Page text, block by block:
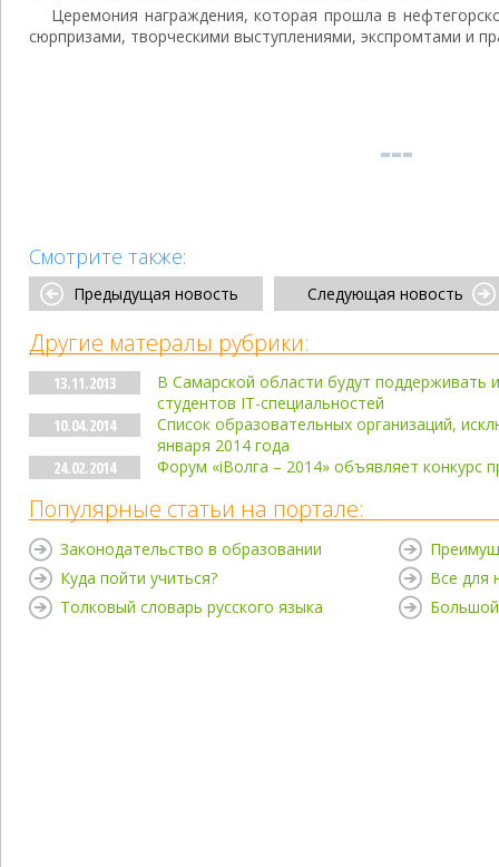
Церемония награждения, которая прошла в
сюрпризами, творческими выступлениями, экспромтами и
Смотрите также:
Предыдущая новость Следующая новость
Другие матералы рубрики:
13.11.2013
В Самарской области будут поддерживать
студентов IT-специальностей
10.04.2014
Список образовательных организаций,
января 2014 года
24.02.2014
Форум «iВолга – 2014» объявляет конкурс
Популярные статьи на портале:
Законодательство в образовании
Куда пойти учиться?
Толковый словарь русского языка
Все для
Большой